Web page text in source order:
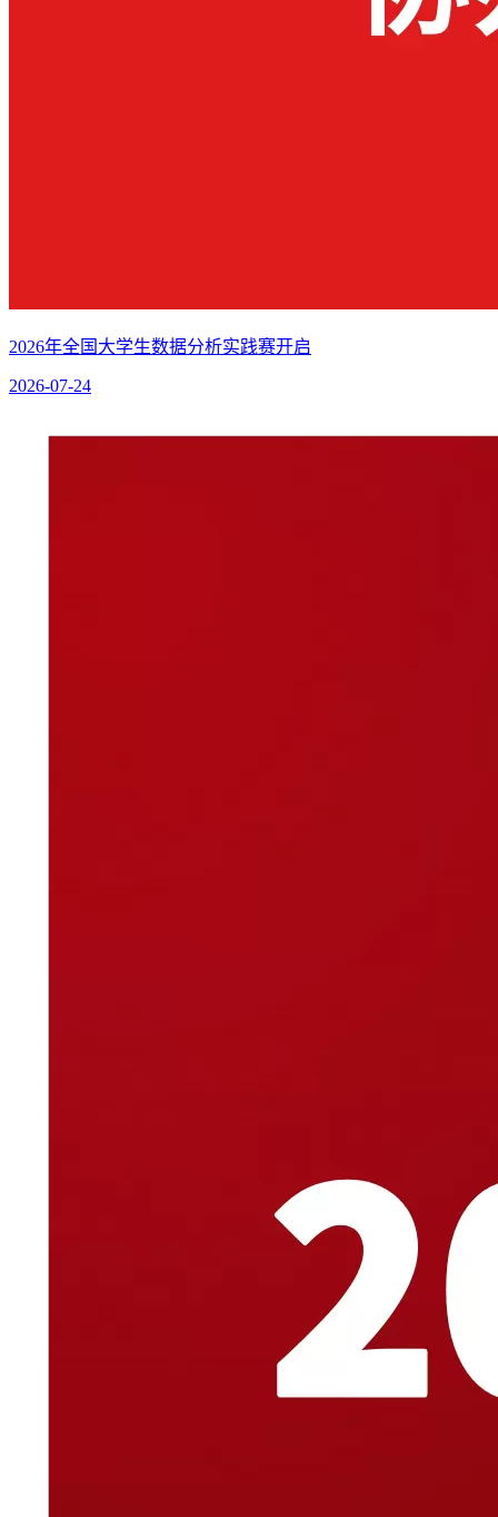
2026年全国大学生数据分析实践赛开启
2026-07-24